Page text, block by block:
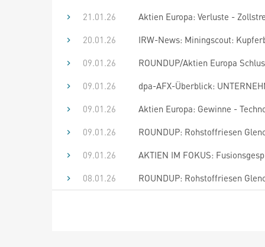
21.01.26
Aktien Europa: Verluste -
20.01.26
IRW-News: Miningscout:
09.01.26
ROUNDUP/Aktien Europa
09.01.26
dpa-AFX-Überblick:
09.01.26
Aktien Europa: Gewinne -
09.01.26
ROUNDUP: Rohstoffriesen
09.01.26
AKTIEN IM FOKUS:
08.01.26
ROUNDUP: Rohstoffriesen